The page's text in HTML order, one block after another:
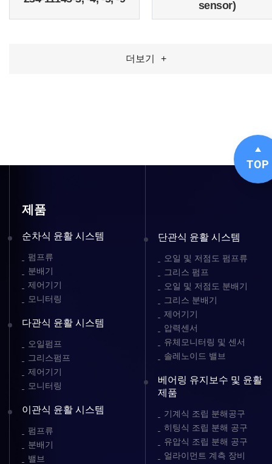
sensor)
더보기 +
TOP
제품
순차식 윤활 시스템
펌프류
분배기
제어기기
모니터링
다관식 윤활 시스템
오일펌프
그리스펌프
제어기기
모니터링
이관식 윤활 시스템
펌프류
분배기
밸브
단관식 윤활 시스템
오일 및 저점도 펌프류
그리스 펌프
오일 및 저점도 분배기
그리스 분배기
제어기기
압력센서
유체모니터링 및 센서
솔레노이드 밸브
베어링 유지보수 및 윤활
제품
기계식 조립 분해공구
히팅식 조립 분해 공구
유압식 조립 분해 공구
얼라이먼트 계측 장비